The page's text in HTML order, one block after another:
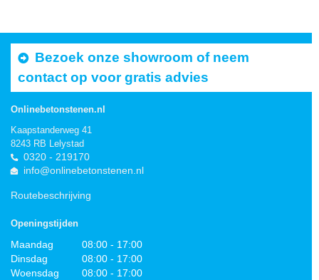
Bezoek onze showroom of neem
contact op voor gratis advies
Onlinebetonstenen.nl
Kaapstanderweg 41
8243 RB Lelystad
0320 - 219170
info@onlinebetonstenen.nl
Routebeschrijving
Openingstijden
Maandag
08:00 - 17:00
Dinsdag
08:00 - 17:00
Woensdag
08:00 - 17:00